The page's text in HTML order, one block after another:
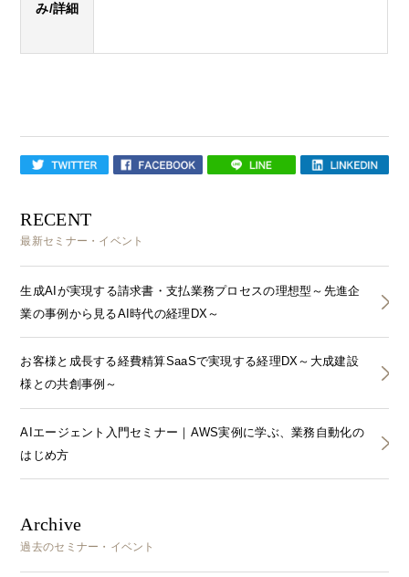
み/詳細
RECENT
最新セミナー・イベント
生成AIが実現する請求書・支払業務プロセスの理想型～先進企
業の事例から見るAI時代の経理DX～
お客様と成長する経費精算SaaSで実現する経理DX～大成建設
様との共創事例～
AIエージェント入門セミナー｜AWS実例に学ぶ、業務自動化の
はじめ方
Archive
過去のセミナー・イベント